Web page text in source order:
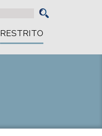
RESTRITO